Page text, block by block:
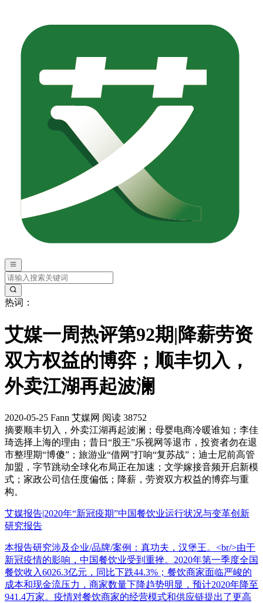
热词：
艾媒一周热评第92期|降薪劳资
双方权益的博弈；顺丰切入，
外卖江湖再起波澜
2020-05-25 Fann 艾媒网 阅读 38752
摘要顺丰切入，外卖江湖再起波澜；母婴电商冷暖谁知；李佳
琦选择上海的理由；昔日“股王”乐视网等退市，投资者勿在退
市整理期“博傻”；旅游业“借网”打响“复苏战”；迪士尼前高管
加盟，字节跳动全球化布局正在加速；文学嫁接音频开启新模
式；家政公司信任度偏低；降薪，劳资双方权益的博弈与重
构。
艾媒报告|2020年“新冠疫期”中国餐饮业运行状况与变革创新
研究报告
本报告研究涉及企业/品牌/案例：真功夫，汉堡王。<br/>由于
新冠疫情的影响，中国餐饮业受到重挫。2020年第一季度全国
餐饮收入6026.3亿元，同比下跌44.3%；餐饮商家面临严峻的
成本和现金流压力，商家数量下降趋势明显，预计2020年降至
941.4万家。疫情对餐饮商家的经营模式和供应链提出了更高